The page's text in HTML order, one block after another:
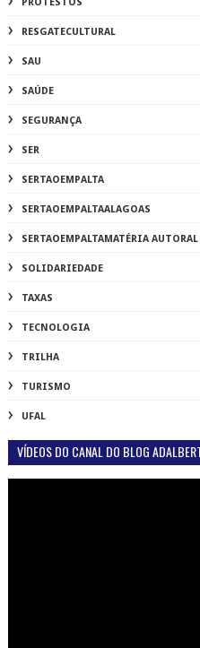
PROTESTOS
RESGATECULTURAL
SAU
SAÚDE
SEGURANÇA
SER
SERTAOEMPALTA
SERTAOEMPALTAALAGOAS
SERTAOEMPALTAMATÉRIA AUTORAL
SOLIDARIEDADE
TAXAS
TECNOLOGIA
TRILHA
TURISMO
UFAL
VÍDEOS DO CANAL DO BLOG